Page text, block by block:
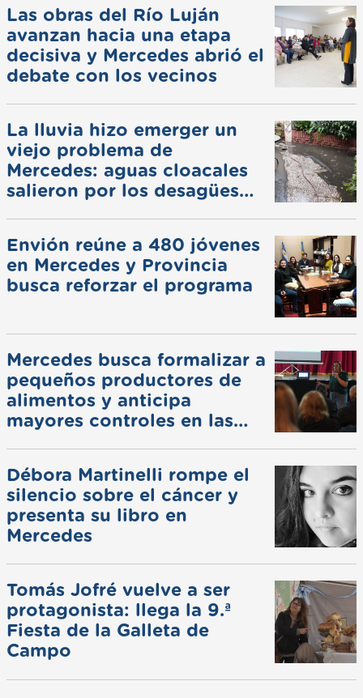
Las obras del Río Luján
avanzan hacia una etapa
decisiva y Mercedes abrió el
debate con los vecinos
La lluvia hizo emerger un
viejo problema de
Mercedes: aguas cloacales
salieron por los desagües
Envión reúne a 480 jóvenes
en Mercedes y Provincia
busca reforzar el programa
Mercedes busca formalizar a
pequeños productores de
alimentos y anticipa
mayores controles en las
Débora Martinelli rompe el
silencio sobre el cáncer y
presenta su libro en
Mercedes
Tomás Jofré vuelve a ser
protagonista: llega la 9.ª
Fiesta de la Galleta de
Campo